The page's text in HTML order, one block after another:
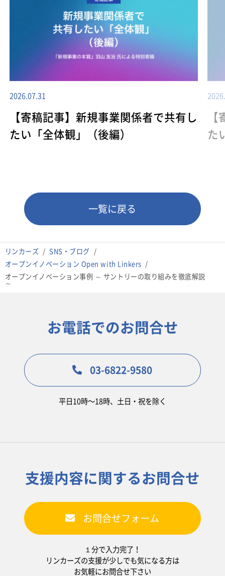
リンカーズ
SNS・ブログ
オープンイノベーション Open with Linkers
オープンイノベーション事例 ～ サントリーの取り組みを徹底解説
～
2026.07.31
【寄稿記事】新規事業関係者で共有し
たい「全体観」（後編）
た
一覧に戻る
お電話でのお問合せ
03-6822-9580
平日10時〜18時、土日・祝を除く
支援内容に関するお問合せ
お問合せフォーム
１分で入力完了！
リンカーズの支援が少しでも気になる方は
お気軽にお問合せ下さい